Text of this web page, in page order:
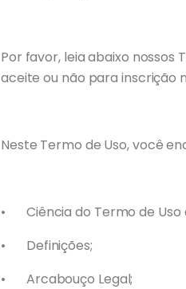
Por favor, leia abaixo nossos
aceite ou não para inscrição
Neste Termo de Uso, você
•
Ciência do Termo de Uso
•
Definições;
•
Arcabouço Legal;